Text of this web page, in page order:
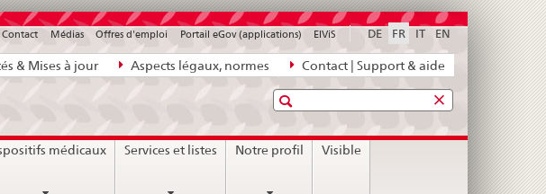
& Mises à jour Aspects légaux, normes Contact | Support & aide
DE FR IT EN
Contact Médias Offres d'emploi Portail eGov (applications) ElViS
Recherche
médicaux Services et listes Notre profil Visible